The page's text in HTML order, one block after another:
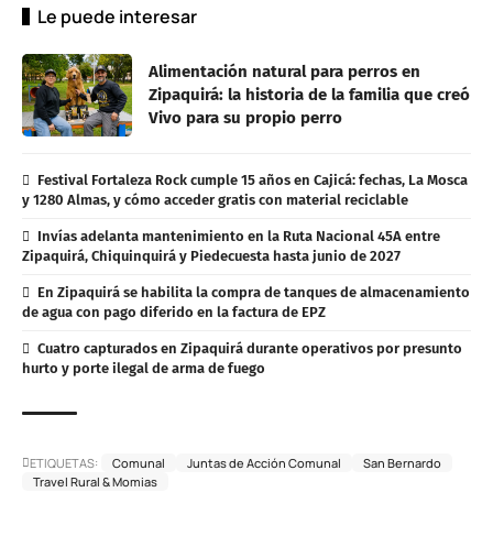
Le puede interesar
Alimentación natural para perros en
Zipaquirá: la historia de la familia que creó
Vivo para su propio perro
Festival Fortaleza Rock cumple 15 años en Cajicá: fechas, La Mosca
y 1280 Almas, y cómo acceder gratis con material reciclable
Invías adelanta mantenimiento en la Ruta Nacional 45A entre
Zipaquirá, Chiquinquirá y Piedecuesta hasta junio de 2027
En Zipaquirá se habilita la compra de tanques de almacenamiento
de agua con pago diferido en la factura de EPZ
Cuatro capturados en Zipaquirá durante operativos por presunto
hurto y porte ilegal de arma de fuego
ETIQUETAS: Comunal Juntas de Acción Comunal
San Bernardo
Travel Rural & Momias